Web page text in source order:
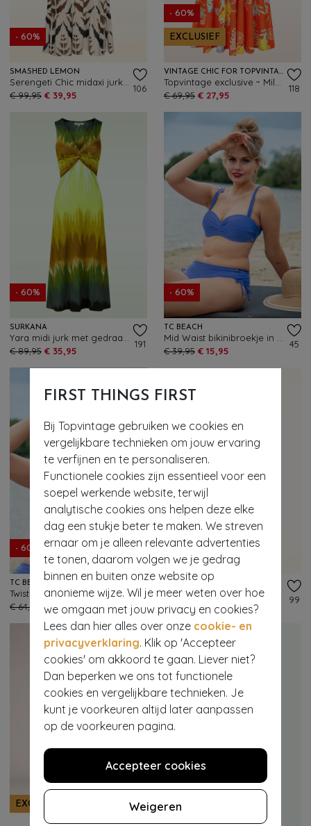
FIRST THINGS FIRST
Bij Topvintage gebruiken we cookies en
vergelijkbare technieken om jouw ervaring
te verfijnen en te personaliseren.
Functionele cookies zijn essentieel voor een
soepel werkende website, terwijl
analytische cookies ons helpen deze elke
dag een stukje beter te maken. We streven
ernaar om je alleen relevante advertenties
te tonen, daarom volgen we je gedrag
binnen en buiten onze website op
anonieme wijze. Wil je meer weten over hoe
we omgaan met jouw privacy en cookies?
Lees dan hier alles over onze cookie- en
privacyverklaring. Klik op 'Accepteer
cookies' om akkoord te gaan. Liever niet?
Dan beperken we ons tot functionele
cookies en vergelijkbare technieken. Je
kunt je voorkeuren altijd later aanpassen
op de voorkeuren pagina.
Accepteer cookies
Weigeren
- 60%
SMASHED LEMON
€ 99,95 € 39,95
106
- 60%
EXCLUSIEF
VINTAGE CHIC FOR TOPVINTAGE
€ 69,95 € 27,95
118
- 60%
SURKANA
€ 89,95 € 35,95
191
- 60%
TC BEACH
€ 39,95 € 15,95
45
- 60%
TC BEACH
Twisted bikini top in oceaan blauw
€ 64,95
€ 25,95
46
- 60%
SMASHED LEMON
€ 89,95 € 35,95
99
EXCLUSIEF
- 60%
EXCLUSIEF